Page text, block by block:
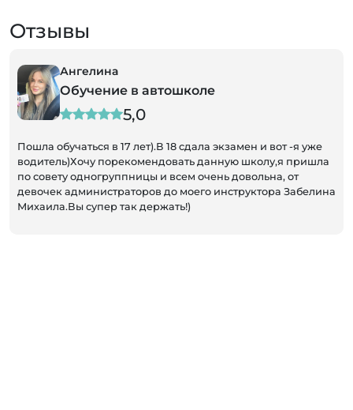
Отзывы
Ангелина
Обучение в автошколе
5,0
Пошла обучаться в 17 лет).В 18 сдала экзамен и вот -я уже
водитель)Хочу порекомендовать данную школу,я пришла
по совету одногруппницы и всем очень довольна, от
девочек администраторов до моего инструктора Забелина
Михаила.Вы супер так держать!)